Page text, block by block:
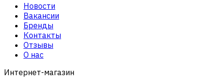
Новости
Вакансии
Бренды
Контакты
Отзывы
О нас
Интернет-магазин